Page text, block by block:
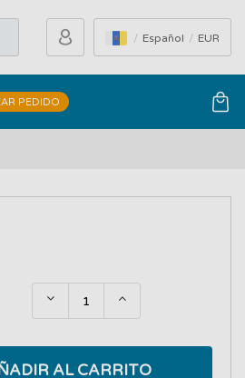
Español EUR
PEDIDO
AL CARRITO